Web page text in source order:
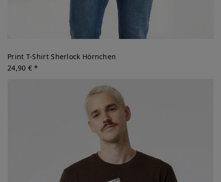
Print T-Shirt Sherlock Hörnchen
24,90 € *